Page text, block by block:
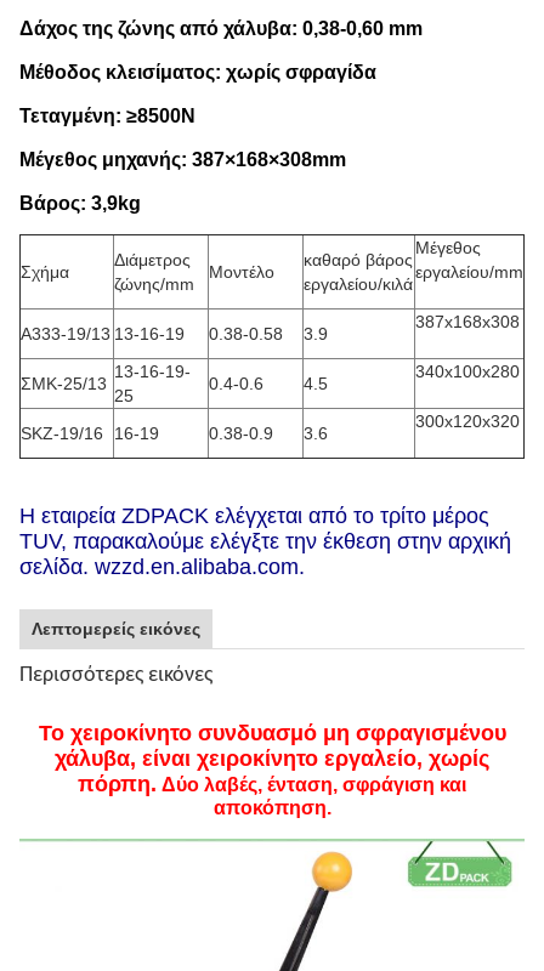
Δάχος της ζώνης από χάλυβα: 0,38-0,60 mm
Μέθοδος κλεισίματος: χωρίς σφραγίδα
Τεταγμένη: ≥8500N
Μέγεθος μηχανής: 387×168×308mm
Βάρος: 3,9kg
Σχήμα
Διάμετρος
ζώνης/mm
Μοντέλο
καθαρό βάρος
εργαλείου/κιλά
Μέγεθος
εργαλείου/mm
Α333-19/13 13-16-19 0.38-0.58 3.9
387x168x308
ΣΜΚ-25/13
13-16-19-
25
0.4-0.6 4.5
340x100x280
SKZ-19/16 16-19 0.38-0.9 3.6
300x120x320
Η εταιρεία ZDPACK ελέγχεται από το τρίτο μέρος
TUV, παρακαλούμε ελέγξτε την έκθεση στην αρχική
σελίδα. wzzd.en.alibaba.com.
Λεπτομερείς εικόνες
Περισσότερες εικόνες
Το χειροκίνητο συνδυασμό μη σφραγισμένου
χάλυβα, είναι χειροκίνητο εργαλείο, χωρίς
πόρπη. Δύο λαβές, ένταση, σφράγιση και
αποκόπηση.